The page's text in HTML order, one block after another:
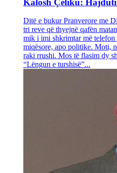
Ditë e bukur Pranverore me
tri reve që thyejnë qafën
mik i imi shkrimtar më
miqësore, apo politike. Moti,
raki rrushi. Mos të flasim dy
“Lëngun e turshisë”...